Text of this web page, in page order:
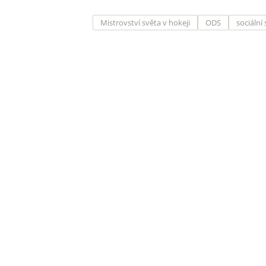
Mistrovství světa v hokeji ODS sociální